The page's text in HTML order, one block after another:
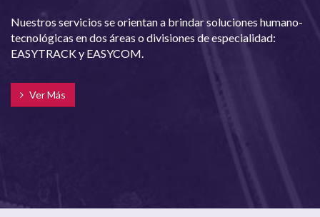
Nuestros servicios se orientan a brindar soluciones humano-
tecnológicas en dos áreas o divisiones de especialidad:
EASYTRACK y EASYCOM.
Ver Más